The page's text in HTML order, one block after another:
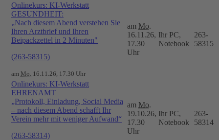
Onlinekurs: KI-Werkstatt
GESUNDHEIT:
„Nach diesem Abend verstehen Sie
Ihren Arztbrief und Ihren
Beipackzettel in 2 Minuten"
(263-58315)
am Mo. 16.11.26, 17.30 Uhr
am Mo.
16.11.26,
17.30
Uhr
Ihr PC,
Notebook
263-
58315
Onlinekurs: KI-Werkstatt
EHRENAMT
„Protokoll, Einladung, Social Media
– nach diesem Abend schafft Ihr
Verein mehr mit weniger Aufwand“
(263-58314)
am Mo.
19.10.26,
17.30
Uhr
Ihr PC,
Notebook
263-
58314